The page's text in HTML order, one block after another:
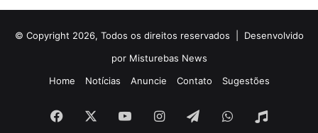
© Copyright 2026, Todos os direitos reservados | Desenvolvido
por Misturebas News
Home
Notícias Anuncie Contato Sugestões
Facebook YouTubeInstagramTelegramWhatsApp